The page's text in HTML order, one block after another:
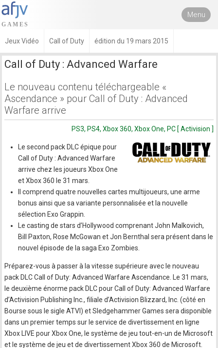
Menu
Jeux Vidéo Call of Duty édition du 19 mars 2015
Call of Duty : Advanced Warfare
Le nouveau contenu téléchargeable «
Ascendance » pour Call of Duty : Advanced
Warfare arrive
PS3, PS4, Xbox 360, Xbox One, PC [ Activision ]
Le second pack DLC épique pour
Call of Duty : Advanced Warfare
arrive chez les joueurs Xbox One
et Xbox 360 le 31 mars.
Il comprend quatre nouvelles cartes multijoueurs, une arme
bonus ainsi que sa variante personnalisée et la nouvelle
sélection Exo Grappin.
Le casting de stars d’Hollywood comprenant John Malkovich,
Bill Paxton, Rose McGowan et Jon Bernthal sera présent dans le
nouvel épisode de la saga Exo Zombies.
Préparez-vous à passer à la vitesse supérieure avec le nouveau
pack DLC Call of Duty: Advanced Warfare Ascendance. Le 31 mars,
le deuxième énorme pack DLC pour Call of Duty: Advanced Warfare
d’Activision Publishing Inc., filiale d’Activision Blizzard, Inc. (côté en
Bourse sous le sigle ATVI) et Sledgehammer Games sera disponible
dans un premier temps sur le service de divertissement en ligne
Xbox LIVE pour Xbox One, le système de jeu tout-en-un de Microsoft
et le système de jeu et de divertissement Xbox 360 de Microsoft.